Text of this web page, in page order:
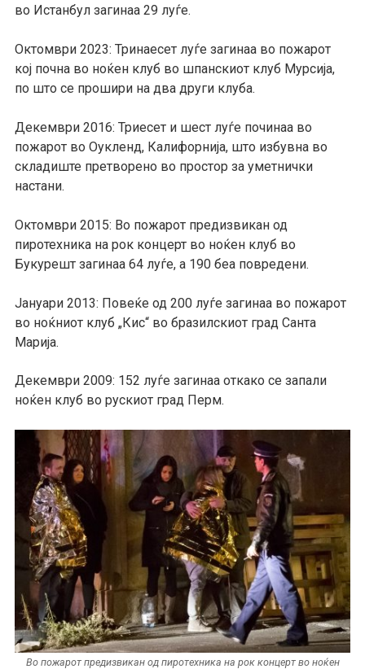
во Истанбул загинаа 29 луѓе.
Октомври 2023: Тринаесет луѓе загинаа во пожарот
кој почна во ноќен клуб во шпанскиот клуб Мурсија,
по што се прошири на два други клуба.
Декември 2016: Триесет и шест луѓе починаа во
пожарот во Оукленд, Калифорнија, што избувна во
складиште претворено во простор за уметнички
настани.
Октомври 2015: Во пожарот предизвикан од
пиротехника на рок концерт во ноќен клуб во
Букурешт загинаа 64 луѓе, а 190 беа повредени.
Јануари 2013: Повеќе од 200 луѓе загинаа во пожарот
во ноќниот клуб „Кис“ во бразилскиот град Санта
Марија.
Декември 2009: 152 луѓе загинаа откако се запали
ноќен клуб во рускиот град Перм.
Во пожарот предизвикан од пиротехника на рок концерт во ноќен